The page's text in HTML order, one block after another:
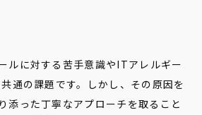
ルに対する苦手意識やITアレルギー
通の課題です。しかし、その原因を
添った丁寧なアプローチを取ること